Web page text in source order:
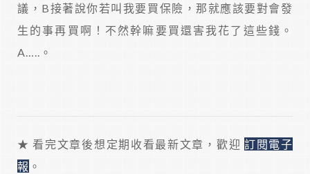
議，B接著說你若叫我要買保險，那就應該要對會發
生的事再買啊！不然幹嘛要買還害我花了這些錢。
A…..。
★ 看完文章後想定期收看最新文章，歡迎 訂閱電子
報 。